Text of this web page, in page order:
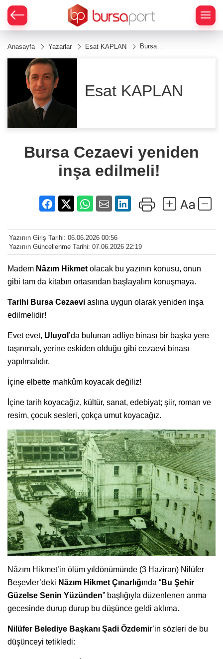
Anasayfa Yazarlar Esat KAPLAN
Bursa
Esat KAPLAN
Bursa Cezaevi yeniden
inşa edilmeli!
Yazının Giriş Tarihi: 06.06.2026 00:56
Yazının Güncellenme Tarihi: 07.06.2026 22:19
Madem Nâzım Hikmet olacak bu yazının konusu, onun
gibi tam da kitabın ortasından başlayalım konuşmaya.
Tarihi Bursa Cezaevi aslına uygun olarak yeniden inşa
edilmelidir!
Evet evet, Uluyol ’da bulunan adliye binası bir başka yere
taşınmalı, yerine eskiden olduğu gibi cezaevi binası
yapılmalıdır.
İçine elbette mahkûm koyacak değiliz!
İçine tarih koyacağız, kültür, sanat, edebiyat; şiir, roman ve
resim, çocuk sesleri, çokça umut koyacağız.
Nâzım Hikmet’in ölüm yıldönümünde (3 Haziran) Nilüfer
Beşevler’deki Nâzım Hikmet Çınarlığında “Bu Şehir
Güzelse Senin Yüzünden” başlığıyla düzenlenen anma
gecesinde durup durup bu düşünce geldi aklıma.
Nilüfer Belediye Başkanı Şadi Özdemir’in sözleri de bu
düşünceyi tetikledi: